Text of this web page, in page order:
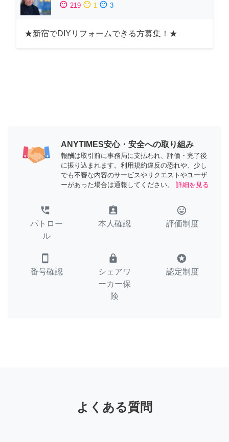
sentiment_satisfied 219 sentiment_neutral 1 sentiment_dissatisfied 3
★新宿でDIYリフォームできる方募集！★
ANYTIMES安心・安全への取り組み
報酬は取引前に事務局に支払われ、評価・完了後
に振り込まれます。利用規約違反の恐れや、少し
でも不審な内容のサービスやリクエストやユーザ
ーがあった場合は通報してください。
詳細を見る
perm_phone_msg
パトロー
ル
assignment_ind
本人確認
tag_faces
評価制度
smartphone
番号確認
lock
シェアワ
ーカー保
険
stars
認定制度
よくある質問